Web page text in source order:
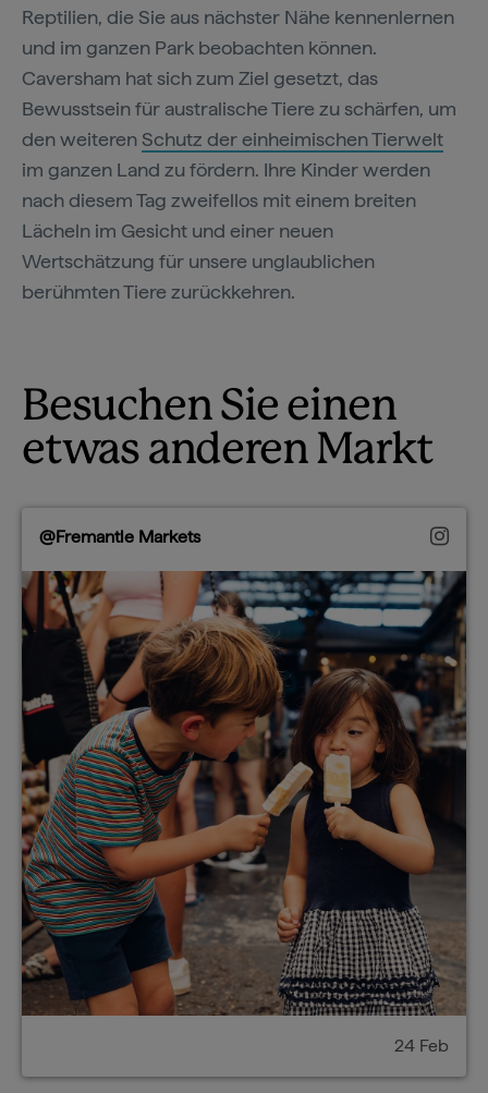
Reptilien, die Sie aus nächster Nähe kennenlernen
und im ganzen Park beobachten können.
Caversham hat sich zum Ziel gesetzt, das
Bewusstsein für australische Tiere zu schärfen, um
den weiterenSchutz der einheimischen Tierwelt
im ganzen Land zu fördern. Ihre Kinder werden
nach diesem Tag zweifellos mit einem breiten
Lächeln im Gesicht und einer neuen
Wertschätzung für unsere unglaublichen
berühmten Tiere zurückkehren.
Besuchen Sie einen
etwas anderen Markt
@Fremantle Markets
24 Feb